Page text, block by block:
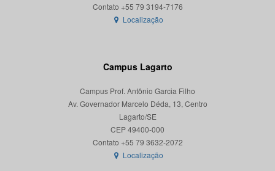
Localização
Campus Lagarto
Campus Prof. Antônio Garcia Filho
Av. Governador Marcelo Déda, 13, Centro
Lagarto/SE
CEP 49400-000
Localização